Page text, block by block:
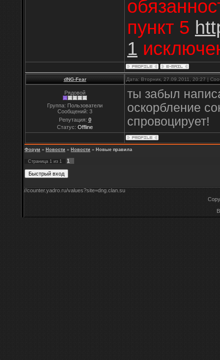
пункт 5
1
dNG-Fear Дата: Вторник, 27.09.2011, 20:27 |
Рядовой
Группа: Пользователи
Сообщений: 3
Репутация: 0
Статус: Offline
ты забыл
оскорбление
спровоцирует!
Форум » Новости » Новости » Новые правила
Страница 1 из 1 1
//counter.yadro.ru/values?site=dng.clan.su